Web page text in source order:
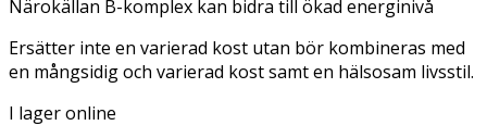
Närokällan B-komplex kan bidra till ökad energinivå
Ersätter inte en varierad kost utan bör kombineras med
en mångsidig och varierad kost samt en hälsosam livsstil.
I lager online